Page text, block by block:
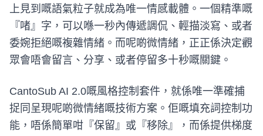
上見到嘅語氣粒子就成為唯一情感載體。一個精準嘅
『啫』字，可以喺一秒內傳遞調侃、輕描淡寫、或者
委婉拒絕嘅複雜情緒。而呢啲微情緒，正正係決定觀
眾會唔會留言、分享、或者停留多十秒嘅關鍵。
CantoSub AI 2.0嘅風格控制套件，就係唯一準確捕
捉同呈現呢啲微情緒嘅技術方案。佢嘅填充詞控制功
能，唔係簡單咁『保留』或『移除』，而係提供梯度